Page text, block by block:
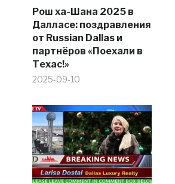
Рош ха-Шана 2025 в
Далласе: поздравления
от Russian Dallas и
партнёров «Поехали в
Техас!»
2025-09-10